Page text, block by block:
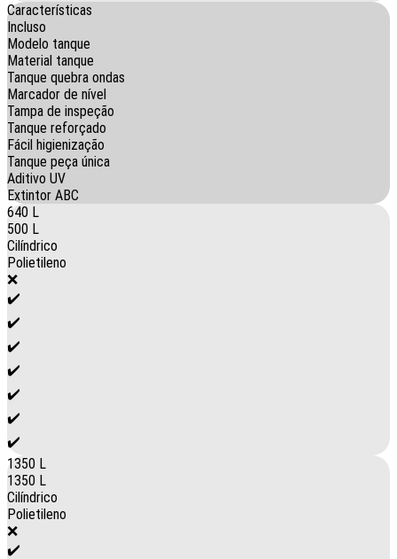
Características
Incluso
Modelo tanque
Material tanque
Tanque quebra ondas
Marcador de nível
Tampa de inspeção
Tanque reforçado
Fácil higienização
Tanque peça única
Aditivo UV
Extintor ABC
640 L
500 L
Cilíndrico
Polietileno
❌
✔️
✔️
✔️
✔️
✔️
✔️
✔️
1350 L
1350 L
Cilíndrico
Polietileno
❌
✔️